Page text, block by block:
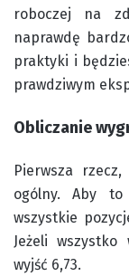
roboczej na
naprawdę
praktyki i
prawdziwym
Obliczanie
Pierwsza
ogólny. Aby
wszystkie
Jeżeli wszystko
wyjść 6,73.